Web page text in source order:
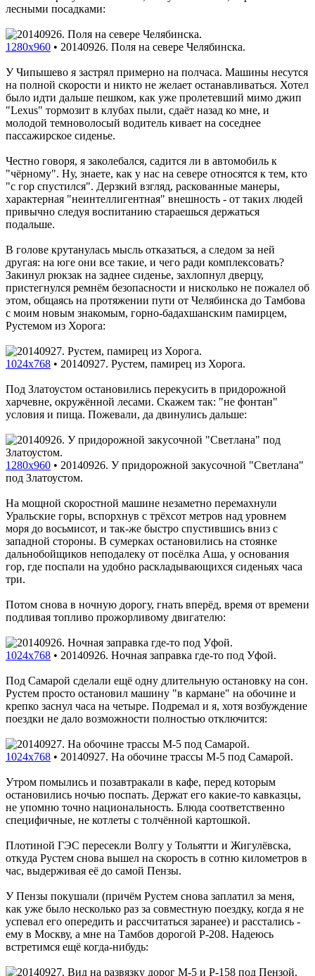
лесными посадками:
1280x960 • 20140926. Поля на севере Челябинска.
У Чипышево я застрял примерно на полчаса. Машины несутся
на полной скорости и никто не желает останавливаться. Хотел
было идти дальше пешком, как уже пролетевший мимо джип
"Lexus" тормозит в клубах пыли, сдаёт назад ко мне, и
молодой темноволосый водитель кивает на соседнее
пассажирское сиденье.
Честно говоря, я заколебался, садится ли в автомобиль к
"чёрному". Ну, знаете, как у нас на севере относятся к тем, кто
"с гор спустился". Дерзкий взгляд, раскованные манеры,
характерная "неинтеллигентная" внешность - от таких людей
привычно следуя воспитанию стараешься держаться
подальше.
В голове крутанулась мысль отказаться, а следом за ней
другая: на юге они все такие, и чего ради комплексовать?
Закинул рюкзак на заднее сиденье, захлопнул дверцу,
пристегнулся ремнём безопасности и нисколько не пожалел об
этом, общаясь на протяжении пути от Челябинска до Тамбова
с моим новым знакомым, горно-бадахшанским памирцем,
Рустемом из Хорога:
1024x768 • 20140927. Рустем, памирец из Хорога.
Под Златоустом остановились перекусить в придорожной
харчевне, окружённой лесами. Скажем так: "не фонтан"
условия и пища. Пожевали, да двинулись дальше:
1280x960 • 20140926. У придорожной закусочной "Светлана"
под Златоустом.
На мощной скоростной машине незаметно перемахнули
Уральские горы, вспорхнув с трёхсот метров над уровнем
моря до восьмисот, и так-же быстро спустившись вниз с
западной стороны. В сумерках остановились на стоянке
дальнобойщиков неподалеку от посёлка Аша, у основания
гор, где поспали на удобно раскладывающихся сиденьях часа
три.
Потом снова в ночную дорогу, гнать вперёд, время от времени
подливая топливо прожорливому двигателю:
1024x768 • 20140926. Ночная заправка где-то под Уфой.
Под Самарой сделали ещё одну длительную остановку на сон.
Рустем просто остановил машину "в кармане" на обочине и
крепко заснул часа на четыре. Подремал и я, хотя возбуждение
поездки не дало возможности полностью отключится:
1024x768 • 20140927. На обочине трассы M-5 под Самарой.
Утром помылись и позавтракали в кафе, перед которым
остановились ночью поспать. Держат его какие-то кавказцы,
не упомню точно национальность. Блюда соответственно
специфичные, не котлеты с толчённой картошкой.
Плотиной ГЭС пересекли Волгу у Тольятти и Жигулёвска,
откуда Рустем снова вышел на скорость в сотню километров в
час, выдерживая её до самой Пензы.
У Пензы покушали (причём Рустем снова заплатил за меня,
как уже было несколько раз за совместную поездку, когда я не
успевал его опередить и рассчитаться заранее) и расстались -
ему в Москву, а мне на Тамбов дорогой P-208. Надеюсь
встретимся ещё когда-нибудь: